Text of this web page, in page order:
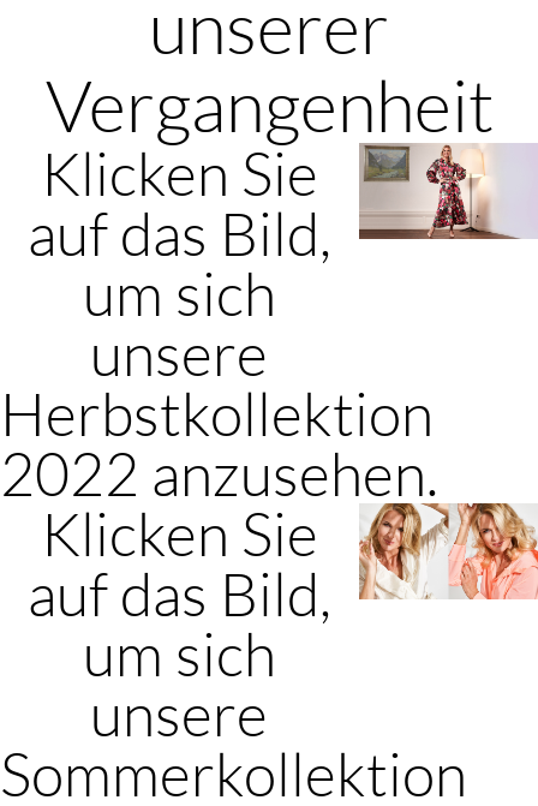
unserer
Vergangenheit
Klicken Sie
auf das Bild,
um sich
unsere
Herbstkollektion
2022 anzusehen.
Klicken Sie
auf das Bild,
um sich
unsere
Sommerkollektion